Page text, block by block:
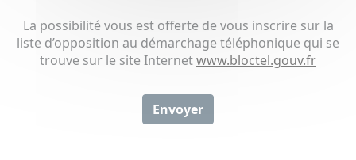
La possibilité vous est offerte de vous inscrire sur la
liste d’opposition au démarchage téléphonique qui se
trouve sur le site Internetwww.bloctel.gouv.fr
Envoyer